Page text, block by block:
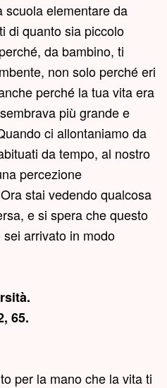
scuola elementare da
di quanto sia piccolo
da bambino, ti
non solo perché eri
perché la tua vita era
più grande e
ci allontaniamo da
da tempo, al nostro
percezione
stai vedendo qualcosa
e si spera che questo
arrivato in modo
.
65.
per la mano che la vita ti